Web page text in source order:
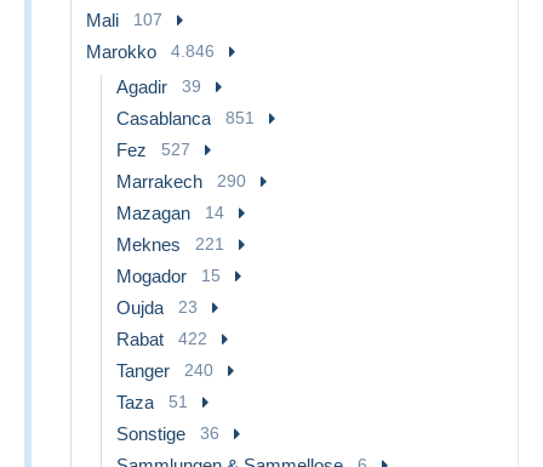
Mali 107
Marokko 4.846
Agadir 39
Casablanca 851
Fez 527
Marrakech 290
Mazagan 14
Meknes 221
Mogador 15
Oujda 23
Rabat 422
Tanger 240
Taza 51
Sonstige 36